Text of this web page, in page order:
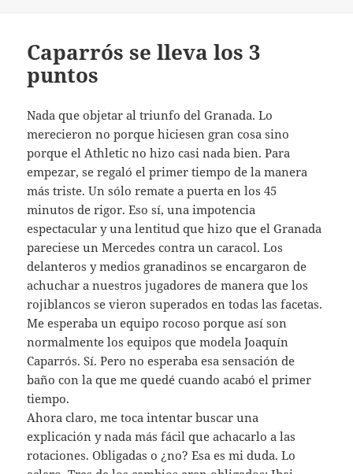
Caparrós se lleva los 3
puntos
Nada que objetar al triunfo del Granada. Lo
merecieron no porque hiciesen gran cosa sino
porque el Athletic no hizo casi nada bien. Para
empezar, se regaló el primer tiempo de la manera
más triste. Un sólo remate a puerta en los 45
minutos de rigor. Eso sí, una impotencia
espectacular y una lentitud que hizo que el Granada
pareciese un Mercedes contra un caracol. Los
delanteros y medios granadinos se encargaron de
achuchar a nuestros jugadores de manera que los
rojiblancos se vieron superados en todas las facetas.
Me esperaba un equipo rocoso porque así son
normalmente los equipos que modela Joaquín
Caparrós. Sí. Pero no esperaba esa sensación de
baño con la que me quedé cuando acabó el primer
tiempo.
Ahora claro, me toca intentar buscar una
explicación y nada más fácil que achacarlo a las
rotaciones. Obligadas o ¿no? Esa es mi duda. Lo